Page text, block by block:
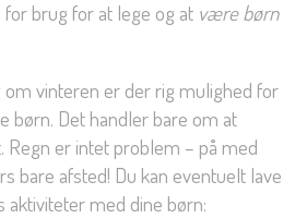
brug for at lege og at være børn
vinteren er der rig mulighed for
børn. Det handler bare om at
er intet problem – på med
bare afsted! Du kan eventuelt lave
aktiviteter med dine børn: